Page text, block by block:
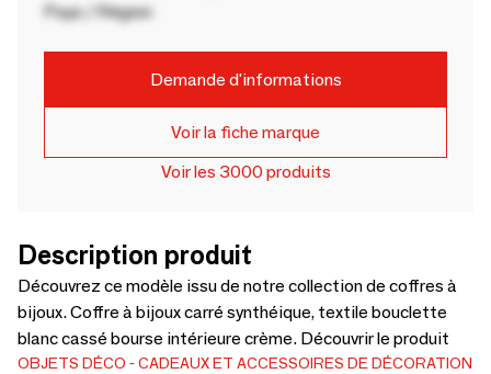
Pays / Région
Demande d'informations
Voir la fiche marque
Voir les 3000 produits
Description produit
Découvrez ce modèle issu de notre collection de coffres à
bijoux. Coffre à bijoux carré synthéique, textile bouclette
blanc cassé bourse intérieure crème. Découvrir le produit
OBJETS DÉCO
CADEAUX ET ACCESSOIRES DE DÉCORATION